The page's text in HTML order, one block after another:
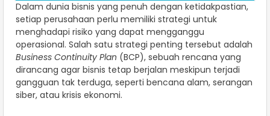
Dalam dunia bisnis yang penuh dengan ketidakpastian,
setiap perusahaan perlu memiliki strategi untuk
menghadapi risiko yang dapat mengganggu
operasional. Salah satu strategi penting tersebut adalah
Business Continuity Plan (BCP), sebuah rencana yang
dirancang agar bisnis tetap berjalan meskipun terjadi
gangguan tak terduga, seperti bencana alam, serangan
siber, atau krisis ekonomi.